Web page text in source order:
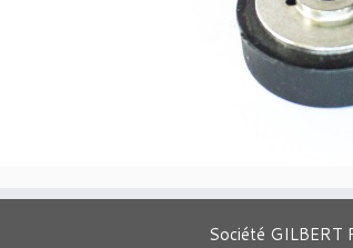
Société GILBERT